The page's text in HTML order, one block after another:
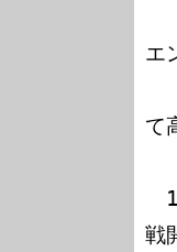
エ
て
戦